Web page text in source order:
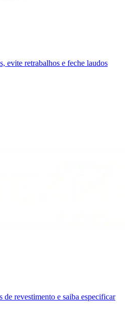
evite retrabalhos e feche laudos
de revestimento e saiba especificar